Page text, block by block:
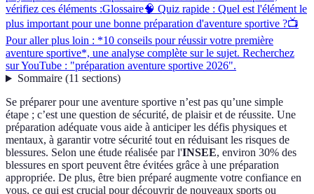
vérifiez ces éléments :Glossaire🧠 Quiz rapide : Quel est l'élément le
plus important pour une bonne préparation d'aventure sportive ?📺
Pour aller plus loin : *10 conseils pour réussir votre première
aventure sportive*, une analyse complète sur le sujet. Recherchez
sur YouTube : "préparation aventure sportive 2026".
Sommaire(11 sections)
Se préparer pour une aventure sportive n’est pas qu’une simple
étape ; c’est une question de sécurité, de plaisir et de réussite. Une
préparation adéquate vous aide à anticiper les défis physiques et
mentaux, à garantir votre sécurité tout en réduisant les risques de
blessures. Selon une étude réalisée par l'INSEE, environ 30% des
blessures en sport peuvent être évitées grâce à une préparation
appropriée. De plus, être bien préparé augmente votre confiance en
vous, ce qui est crucial pour découvrir de nouveaux sports ou